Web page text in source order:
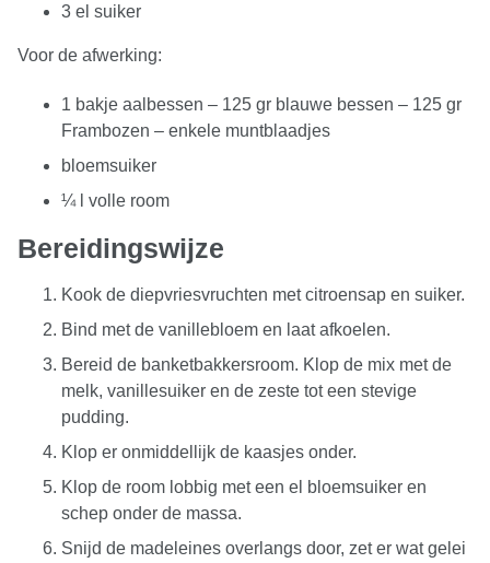
3 el suiker
Voor de afwerking:
1 bakje aalbessen – 125 gr blauwe bessen – 125 gr
Frambozen – enkele muntblaadjes
bloemsuiker
¼ l volle room
Bereidingswijze
Kook de diepvriesvruchten met citroensap en suiker.
Bind met de vanillebloem en laat afkoelen.
Bereid de banketbakkersroom. Klop de mix met de
melk, vanillesuiker en de zeste tot een stevige
pudding.
Klop er onmiddellijk de kaasjes onder.
Klop de room lobbig met een el bloemsuiker en
schep onder de massa.
Snijd de madeleines overlangs door, zet er wat gelei